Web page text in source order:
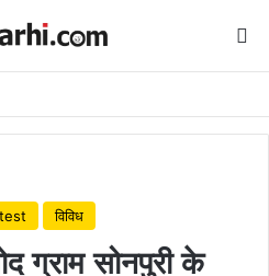
विविध
ग्राम सोनपुरी के